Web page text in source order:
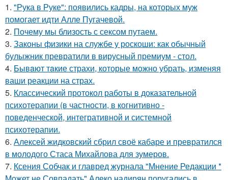
1. "Рука в Руке": появились кадры, на которых муж
помогает идти Алле Пугачевой.
2. Почему мы близость с сексом путаем.
3. Законы физики на службе у роскоши: как обычный
булыжник превратили в вирусный премиум - стол.
4. Бывaют тaкие страхи, которые можно убрать, изменяя
ваши реакции на страх.
5. Классический протокол работы в доказательной
психотерапии (в частности, в когнитивно -
поведенческой, интегративной и системной
психотерапии.
6. Алексей жидковский сбрил своё кабаре и превратился
в молодого Стаса Михайлова для зумеров.
7. Ксения Собчак и главред журнала "Мнение Редакции *